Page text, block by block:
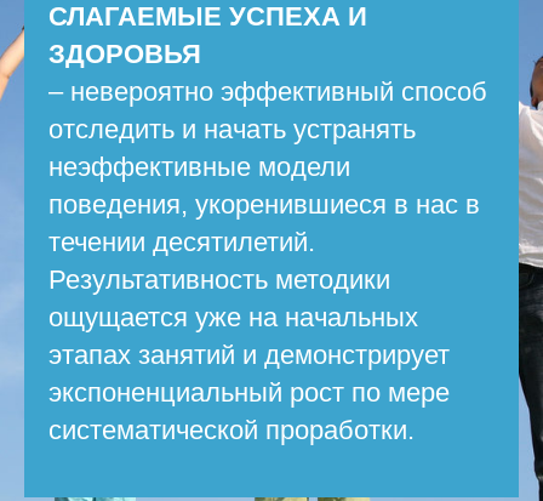
СЛАГАЕМЫЕ УСПЕХА И
ЗДОРОВЬЯ
– невероятно эффективный способ
отследить и начать устранять
неэффективные модели
поведения, укоренившиеся в нас в
течении десятилетий.
Результативность методики
ощущается уже на начальных
этапах занятий и демонстрирует
экспоненциальный рост по мере
систематической проработки.